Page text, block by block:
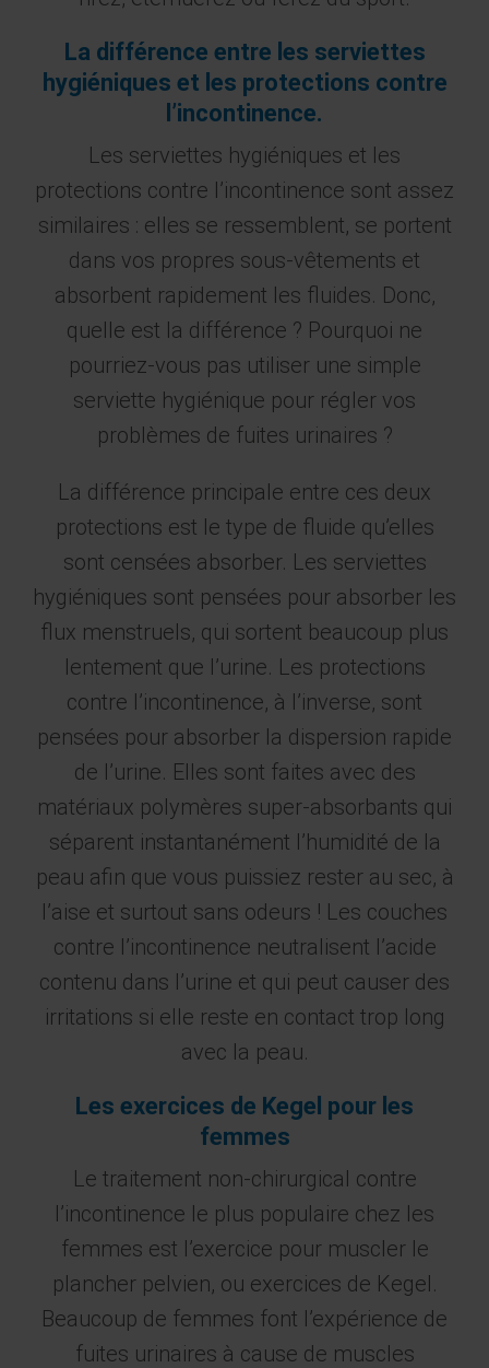
La différence entre les serviettes
hygiéniques et les protections contre
l’incontinence.
Les serviettes hygiéniques et les
protections contre l’incontinence sont assez
similaires : elles se ressemblent, se portent
dans vos propres sous-vêtements et
absorbent rapidement les fluides. Donc,
quelle est la différence ? Pourquoi ne
pourriez-vous pas utiliser une simple
serviette hygiénique pour régler vos
problèmes de fuites urinaires ?
La différence principale entre ces deux
protections est le type de fluide qu’elles
sont censées absorber. Les serviettes
hygiéniques sont pensées pour absorber les
flux menstruels, qui sortent beaucoup plus
lentement que l’urine. Les protections
contre l’incontinence, à l’inverse, sont
pensées pour absorber la dispersion rapide
de l’urine. Elles sont faites avec des
matériaux polymères super-absorbants qui
séparent instantanément l’humidité de la
peau afin que vous puissiez rester au sec, à
l’aise et surtout sans odeurs ! Les couches
contre l’incontinence neutralisent l’acide
contenu dans l’urine et qui peut causer des
irritations si elle reste en contact trop long
avec la peau.
Les exercices de Kegel pour les
femmes
Le traitement non-chirurgical contre
l’incontinence le plus populaire chez les
femmes est l’exercice pour muscler le
plancher pelvien, ou exercices de Kegel.
Beaucoup de femmes font l’expérience de
fuites urinaires à cause de muscles